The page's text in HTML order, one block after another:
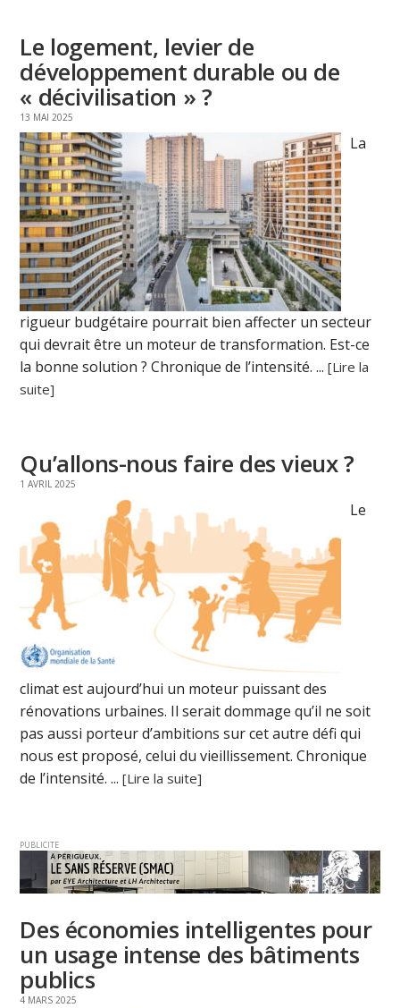
Le logement, levier de
développement durable ou de
« décivilisation » ?
13 MAI 2025
La
rigueur budgétaire pourrait bien affecter un secteur
qui devrait être un moteur de transformation. Est-ce
la bonne solution ? Chronique de l’intensité. ...[Lire la
suite]
Qu’allons-nous faire des vieux ?
1 AVRIL 2025
Le
climat est aujourd’hui un moteur puissant des
rénovations urbaines. Il serait dommage qu’il ne soit
pas aussi porteur d’ambitions sur cet autre défi qui
nous est proposé, celui du vieillissement. Chronique
de l’intensité. ...[Lire la suite]
PUBLICITE
Des économies intelligentes pour
un usage intense des bâtiments
publics
4 MARS 2025